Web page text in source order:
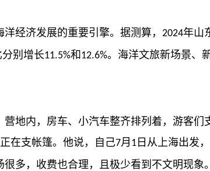
经济发展的重要引擎。据测算， 2024年山
别增长11.5%和 12.6%。海洋文旅新场景、
地内，房车、小汽车整齐排列着，游客们
在支帐篷。他说，自己7月 1 日从上海出发
多，收费也合理，且极少看到不文明现象。